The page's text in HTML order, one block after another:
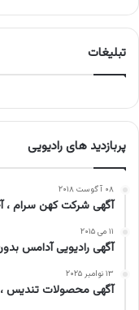
تبلیغات
پربازدید های رادیویی
۰۸ آگوست ۲۰۱۸
آگهی شرکت کهن سرام ،
۱۱ می ۲۰۱۵
آگهی رادیویی آدامس
۱۳ نوامبر ۲۰۲۵
آگهی محصولات تندیس